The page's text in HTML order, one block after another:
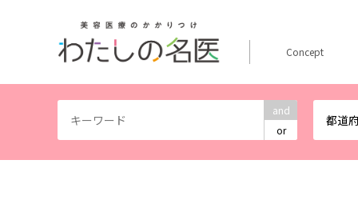
and
or
都道
Concept